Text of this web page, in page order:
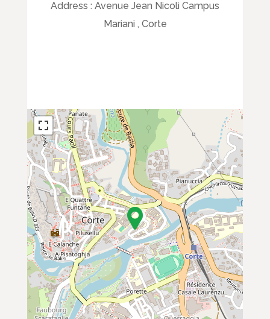
Address : Avenue Jean Nicoli Campus
Mariani , Corte